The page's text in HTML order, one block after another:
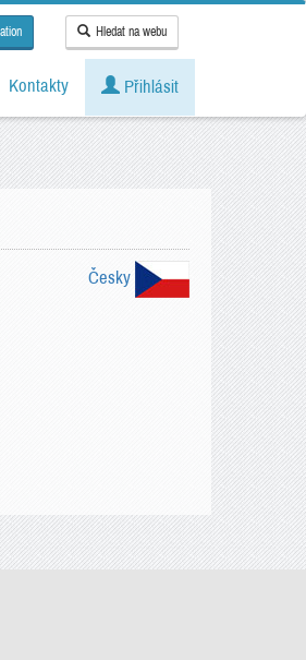
Hledat na webu
Kontakty Přihlásit
Česky